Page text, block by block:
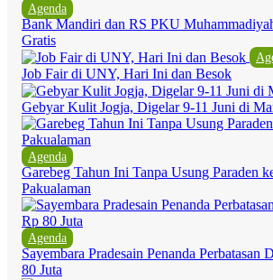
Agenda
Bank Mandiri dan RS PKU
Gratis
Job Fair di UNY, Hari Ini dan Besok
Gebyar Kulit Jogja, Digelar 9-11 Juni di
Agenda
Garebeg Tahun Ini Tanpa Usung Paraden
Pakualaman
Agenda
Sayembara Pradesain Penanda Perbatasan
80 Juta